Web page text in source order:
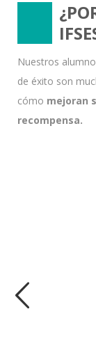
Nuestros
de éxito son
cómo mejoran
recompensa.